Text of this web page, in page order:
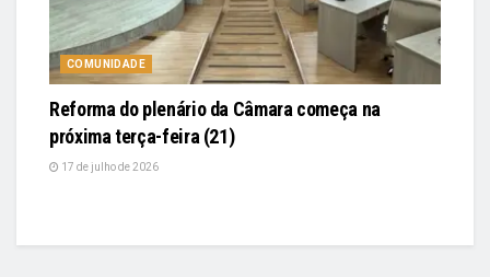
COMUNIDADE
Reforma do plenário da Câmara começa na
próxima terça-feira (21)
17 de julho de 2026